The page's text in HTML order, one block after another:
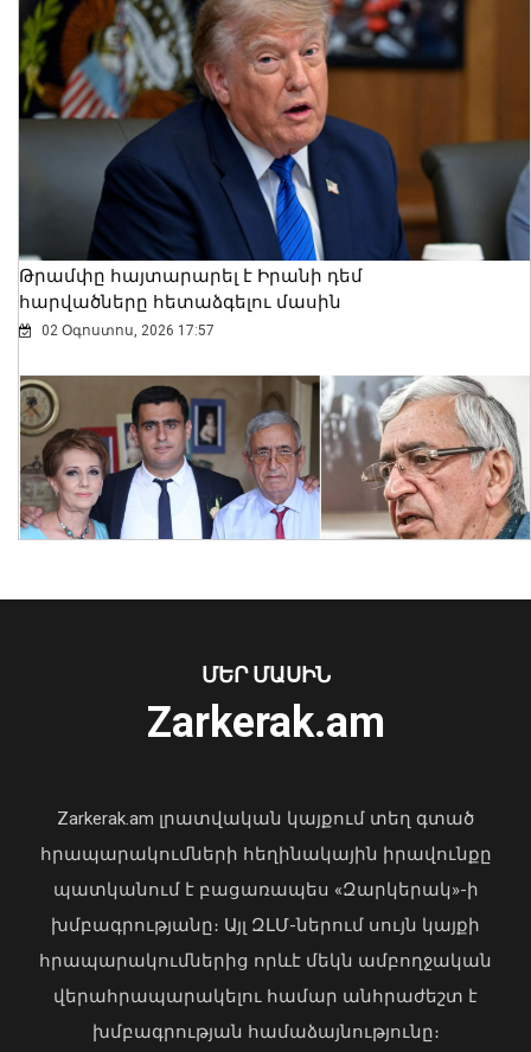
շինթույլտվության դիմում ստանա
«Հայաստան» դաշինքից, որ
Ծիծեռնակաբերդի փոխարեն մզկիթ
կառուցեն՝ անպայման մերժի.
Ալեքսանյան
07 Օգոստոս, 2026 13:55
Մեր և ձեր տարբերությունը ո՞րն է,
դուք ուզում եք ժողովրդին գործի
Անա Բրնաբիչը շնորհավորել է Ռուբեն
Ռուբինյանին՝ ԱԺ նախագահի
Թրամփը հայտարարել է Իրանի դեմ
հարվածները հետաձգելու մասին
02 Օգոստոս, 2026 17:57
«Պարտվեցինք դաժան հիվանդության
04 Օգոստոս, 2026 19:12
ՄԵՐ ՄԱՍԻՆ
Zarkerak.am
Zarkerak.am լրատվական կայքում տեղ գտած
հրապարակումների հեղինակային իրավունքը
պատկանում է բացառապես «Զարկերակ»-ի
խմբագրությանը։ Այլ ԶԼՄ-ներում սույն կայքի
հրապարակումներից որևէ մեկն ամբողջական
վերահրապարակելու համար անհրաժեշտ է
խմբագրության համաձայնությունը։